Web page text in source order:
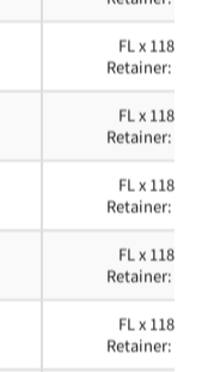
FL x 118GCS
Retainer:
FL x 118GCS
Retainer:
FL x 118GCS
Retainer:
FL x 118GCS
Retainer:
FL x 118GCS
Retainer: